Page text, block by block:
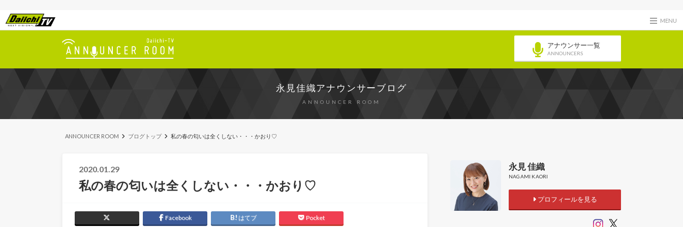
MENU
アナウンサー一覧
ANNOUNCERS
永見佳織アナウンサーブログ
ANNOUNCER ROOM
ANNOUNCER ROOM ブログトップ 私の春の匂いは全くしない・・・かおり♡
2020.01.29
私の春の匂いは全くしない・・・かおり♡
Facebook はてブ Pocket
永見 佳織
NAGAMI KAORI
プロフィールを見る